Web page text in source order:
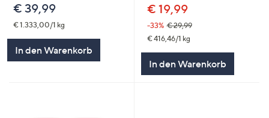
€ 39,99
€ 1.333,00/1 kg
In den Warenkorb
€ 19,99
-33% € 29,99
€ 416,46/1 kg
In den Warenkorb